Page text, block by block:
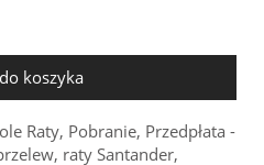
koszyka
Raty, Pobranie, Przedpłata -
raty Santander,